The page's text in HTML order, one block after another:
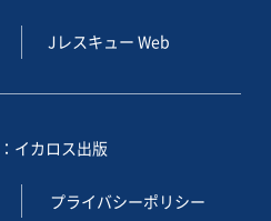
Jレスキュー Web
イカロス出版
プライバシーポリシー